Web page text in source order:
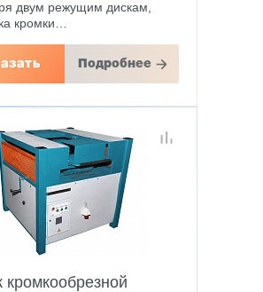
двум режущим дискам,
кромки…
Подробнее
кромкообрезной